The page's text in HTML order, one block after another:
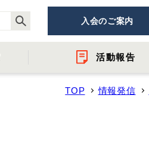
入会のご案内
- 組織概要・関連団体
- イベント・セミナー
活動報告
- 提言・報
TOP 情報発信